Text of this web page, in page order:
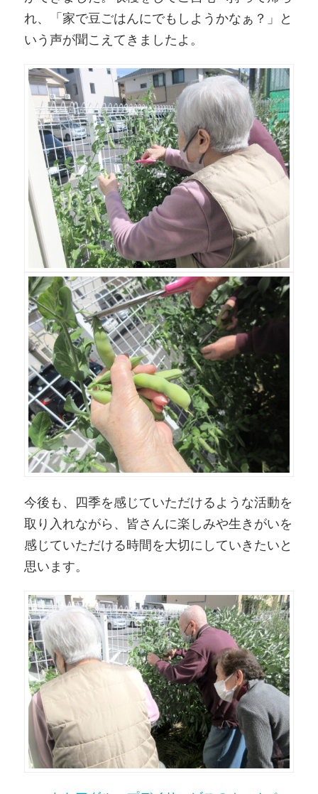
れ、「家で豆ごはんにでもしようかなぁ？」と
いう声が聞こえてきましたよ。
今後も、四季を感じていただけるような活動を
取り入れながら、皆さんに楽しみや生きがいを
感じていただける時間を大切にしていきたいと
思います。